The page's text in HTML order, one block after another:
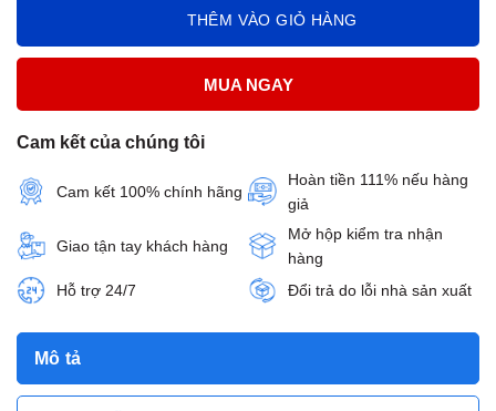
THÊM VÀO GIỎ HÀNG
MUA NGAY
Cam kết của chúng tôi
Cam kết 100% chính hãng
Hoàn tiền 111% nếu hàng
giả
Giao tận tay khách hàng
Mở hộp kiểm tra nhận
hàng
Hỗ trợ 24/7
Đổi trả do lỗi nhà sản xuất
Mô tả